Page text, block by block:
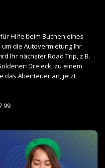
Hilfe beim Buchen eines
die Autovermietung Ihr
Ihr nächster Road Trip, z.B.
Dreieck, zu einem
das Abenteuer an, jetzt
99